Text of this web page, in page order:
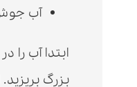
آب جوش: ۲
ابتدا آب
بزرگ